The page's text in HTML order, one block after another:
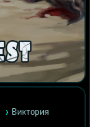
Виктория